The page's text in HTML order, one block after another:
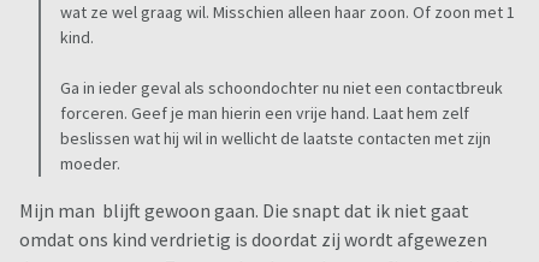
wat ze wel graag wil. Misschien alleen haar zoon. Of zoon met 1
kind.
Ga in ieder geval als schoondochter nu niet een contactbreuk
forceren. Geef je man hierin een vrije hand. Laat hem zelf
beslissen wat hij wil in wellicht de laatste contacten met zijn
moeder.
Mijn man blijft gewoon gaan. Die snapt dat ik niet gaat
omdat ons kind verdrietig is doordat zij wordt afgewezen